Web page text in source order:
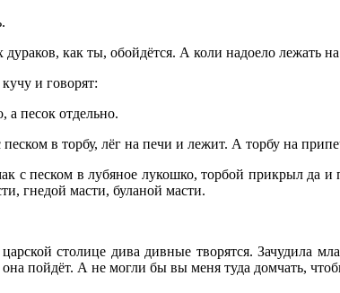
как ты, обойдётся. А коли надоело лежать
и говорят:
песок отдельно.
в торбу, лёг на печи и лежит. А торбу на
с песком в лубяное лукошко, торбой прикрыл да
гнедой масти, буланой масти.
столице дива дивные творятся. Зачудила
пойдёт. А не могли бы вы меня туда домчать,